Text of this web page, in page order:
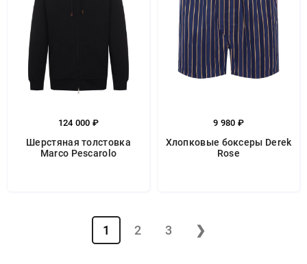
124 000 ₽
Шерстяная толстовка
Marco Pescarolo
9 980 ₽
Хлопковые боксеры Derek
Rose
1 2 3 ❯